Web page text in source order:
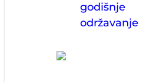
godišnje
održavanje